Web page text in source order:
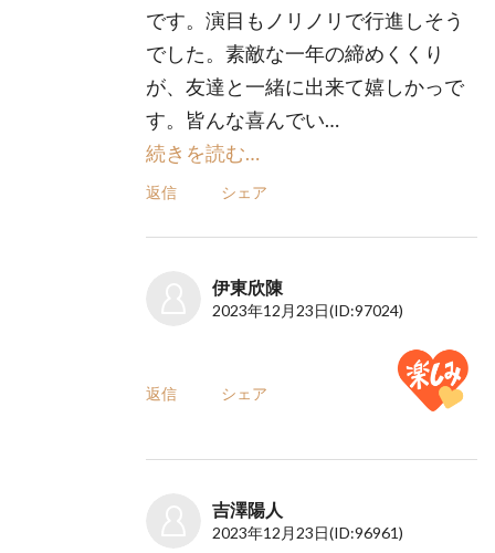
です。演目もノリノリで行進しそう
でした。素敵な一年の締めくくり
が、友達と一緒に出来て嬉しかっで
す。皆んな喜んでい…
続きを読む…
返信 シェア
伊東欣陳
2023年12月23日(ID:97024)
返信 シェア
吉澤陽人
2023年12月23日(ID:96961)